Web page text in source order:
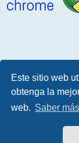
Este sitio web
obtenga la
web. Saber más